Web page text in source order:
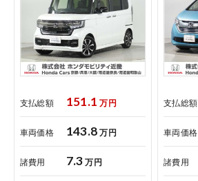
コーポレートサイト
支払総額 151.1 万円
車両価格 143.8 万円
諸費用 7.3 万円
支払総額
車両価格
諸費用